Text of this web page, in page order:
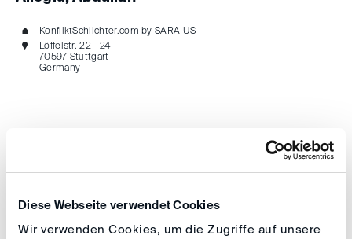
Diese Webseite verwendet Cookies
Wir verwenden Cookies, um die Zugriffe auf unsere
KonfliktSchlichter.com by SARA US
Löffelstr. 22 - 24
70597 Stuttgart
Germany
AlixPartners GmbH
Contact person: Günter Degitz